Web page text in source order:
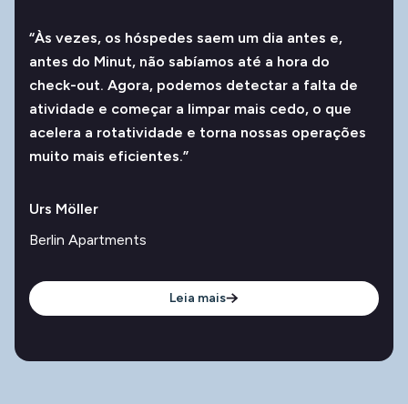
“Às vezes, os hóspedes saem um dia antes e,
antes do Minut, não sabíamos até a hora do
check-out. Agora, podemos detectar a falta de
atividade e começar a limpar mais cedo, o que
acelera a rotatividade e torna nossas operações
muito mais eficientes.”
Urs Möller
Berlin Apartments
Leia mais